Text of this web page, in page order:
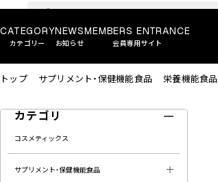
CATEGORY
カテゴリー
NEWS
お知らせ
MEMBERS ENTRANCE
会員専用サイト
トップ サプリメント・保健機能食品 栄養機能食品
カテゴリ
コスメティックス
サプリメント・保健機能食品